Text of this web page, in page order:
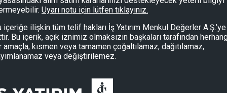
Piyasalarda Bugün 07/08/2026
Uyarı notu için lütfen tıklayınız.
içeriğe ilişkin tüm telif hakları İş Yatırım Menkul Değerler A.Ş.’ye
Bu içerik, açık iznimiz olmaksızın başkaları tarafından
amaçla, kısmen veya tamamen çoğaltılamaz, dağıtılamaz,
veya değiştirilemez.